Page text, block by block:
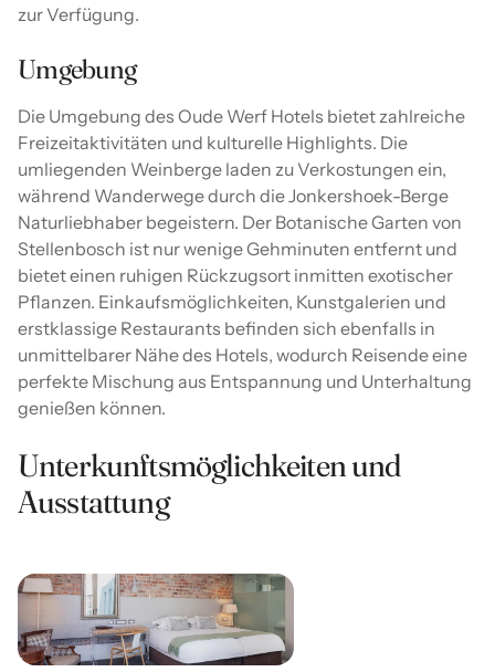
zur Verfügung.
Umgebung
Die Umgebung des Oude Werf Hotels bietet zahlreiche
Freizeitaktivitäten und kulturelle Highlights. Die
umliegenden Weinberge laden zu Verkostungen ein,
während Wanderwege durch die Jonkershoek-Berge
Naturliebhaber begeistern. Der Botanische Garten von
Stellenbosch ist nur wenige Gehminuten entfernt und
bietet einen ruhigen Rückzugsort inmitten exotischer
Pflanzen. Einkaufsmöglichkeiten, Kunstgalerien und
erstklassige Restaurants befinden sich ebenfalls in
unmittelbarer Nähe des Hotels, wodurch Reisende eine
perfekte Mischung aus Entspannung und Unterhaltung
genießen können.
Unterkunftsmöglichkeiten und
Ausstattung